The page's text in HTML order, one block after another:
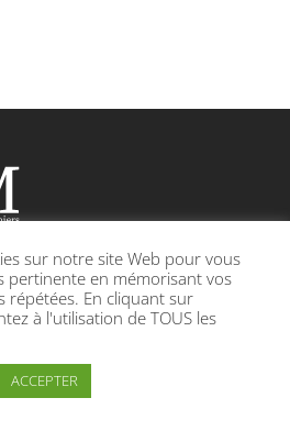
contrat d’association avec l’Etat
69420 CONDRIEU
DE CONFIDENTIALITÉ
sur notre site Web pour vous
pertinente en mémorisant vos
répétées. En cliquant sur
à l'utilisation de TOUS les
ACCEPTER